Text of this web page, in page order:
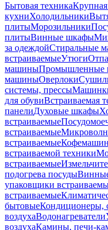
Бытовая техника
кухниХолодильники
плитыМорозильники
плитыВинные шкафы
за одеждойСтиральные
встраиваемыеУтюги
машиныПромышленные
машиныОверлоки
системы, прессы
для обувиВстраиваемая
панелиДуховые шкафы
встраиваемые
встраиваемые
встраиваемые
встраиваемой техники
встраиваемые
подогрева посуды
упаковщики
встраиваемые
бытовыеКондиционеры,
воздухаВодонагреватели
воздухаКамины, печи-